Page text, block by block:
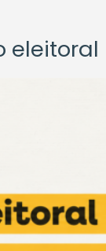
eleitoral